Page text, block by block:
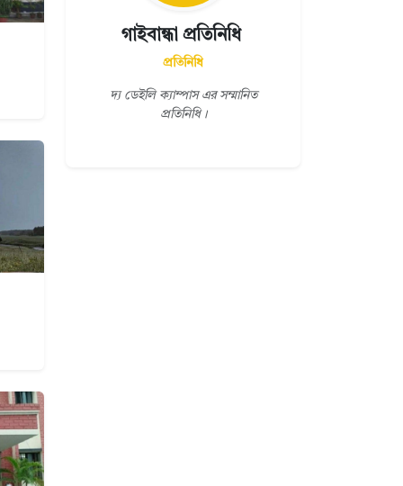
গাইবান্ধা প্রতিনিধি
প্রতিনিধি
দ্য ডেইলি ক্যাম্পাস এর সম্মানিত
প্রতিনিধি।